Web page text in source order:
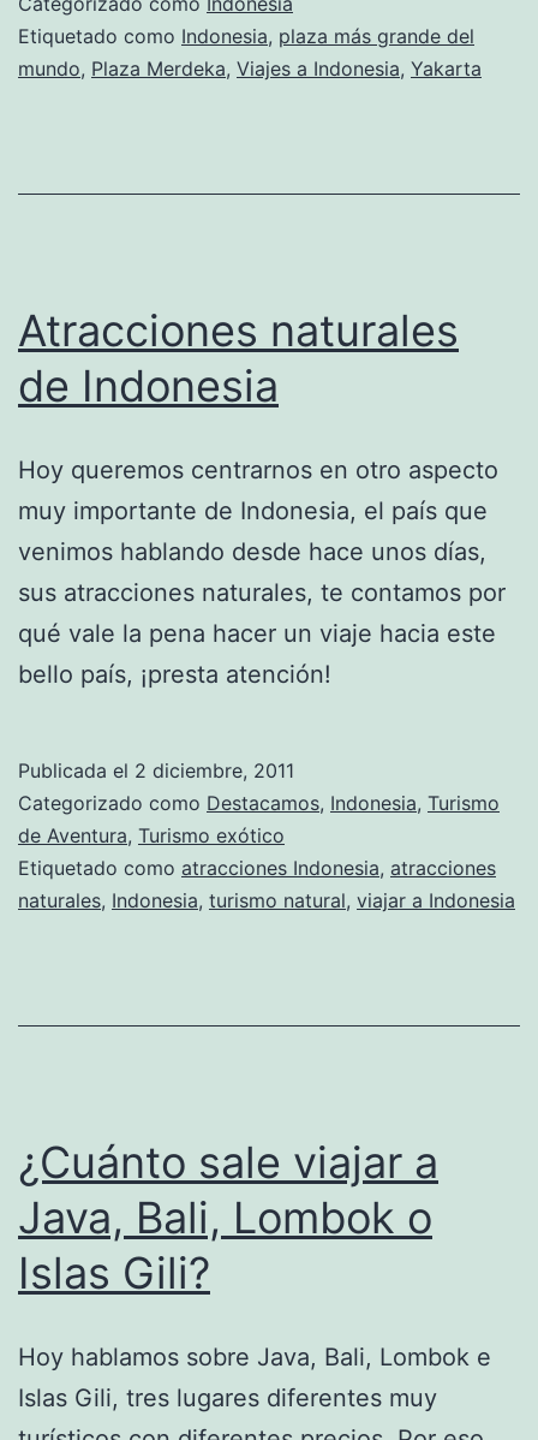
Etiquetado como Indonesia, plaza más grande del
mundo, Plaza Merdeka, Viajes a Indonesia, Yakarta
Atracciones naturales
de Indonesia
Hoy queremos centrarnos en otro aspecto
muy importante de Indonesia, el país que
venimos hablando desde hace unos días,
sus atracciones naturales, te contamos por
qué vale la pena hacer un viaje hacia este
bello país, ¡presta atención!
Publicada el 2 diciembre, 2011
Categorizado como Destacamos, Indonesia, Turismo
de Aventura, Turismo exótico
Etiquetado como atracciones Indonesia, atracciones
naturales, Indonesia, turismo natural, viajar a Indonesia
¿Cuánto sale viajar a
Java, Bali, Lombok o
Islas Gili?
Hoy hablamos sobre Java, Bali, Lombok e
Islas Gili, tres lugares diferentes muy